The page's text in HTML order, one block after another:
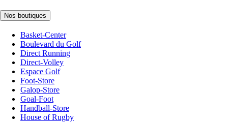
Nos boutiques
Basket-Center
Boulevard du Golf
Direct Running
Direct-Volley
Espace Golf
Foot-Store
Galop-Store
Goal-Foot
Handball-Store
House of Rugby